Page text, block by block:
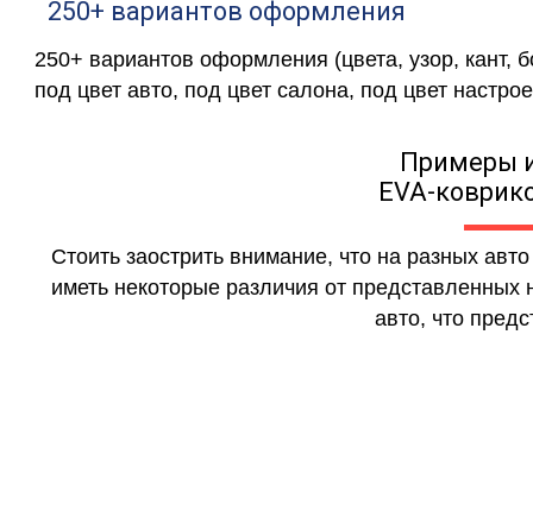
250+ вариантов оформления
250+ вариантов оформления (цвета, узор, кант,
под цвет авто, под цвет салона, под цвет
Примеры
EVA-
Стоить заострить внимание, что на разных
иметь некоторые различия от
авто, что